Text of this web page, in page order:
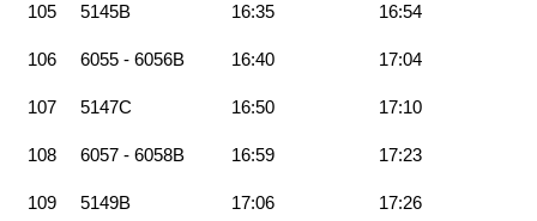
105 5145B 16:35 16:54
106 6055 - 6056B 16:40 17:04
107 5147C 16:50 17:10
108 6057 - 6058B 16:59 17:23
109 5149B 17:06 17:26